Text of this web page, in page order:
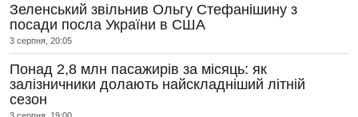
Зеленський звільнив Ольгу Стефанішину з
посади посла України в США
3 серпня, 20:05
Понад 2,8 млн пасажирів за місяць: як
залізничники долають найскладніший літній
сезон